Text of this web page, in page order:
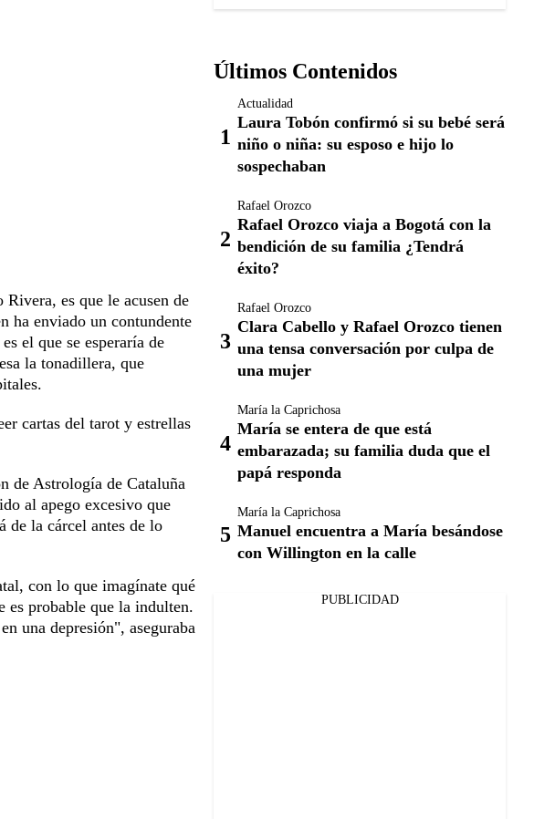
es que le acusen de
ha enviado un contundente
el que se esperaría de
la tonadillera, que
cartas del tarot y estrellas
de Astrología de Cataluña
al apego excesivo que
de la cárcel antes de lo
con lo que imagínate qué
es probable que la indulten.
una depresión", aseguraba
Últimos Contenidos
Actualidad
Laura Tobón confirmó si su bebé será
niño o niña: su esposo e hijo lo
sospechaban
Rafael Orozco
Rafael Orozco viaja a Bogotá con la
bendición de su familia ¿Tendrá
éxito?
Rafael Orozco
Clara Cabello y Rafael Orozco tienen
una tensa conversación por culpa de
una mujer
María la Caprichosa
María se entera de que está
embarazada; su familia duda que el
papá responda
María la Caprichosa
Manuel encuentra a María besándose
con Willington en la calle
PUBLICIDAD